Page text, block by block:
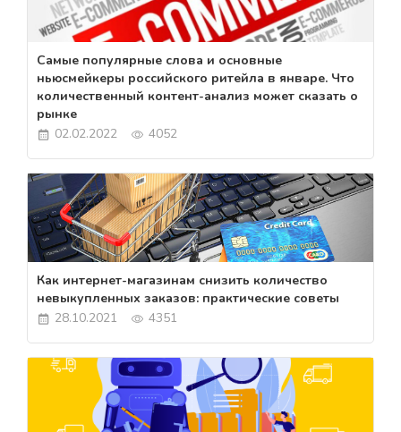
Самые популярные слова и основные
ньюсмейкеры российского ритейла в январе. Что
количественный контент-анализ может сказать о
рынке
02.02.2022
4052
Как интернет-магазинам снизить количество
невыкупленных заказов: практические советы
28.10.2021
4351